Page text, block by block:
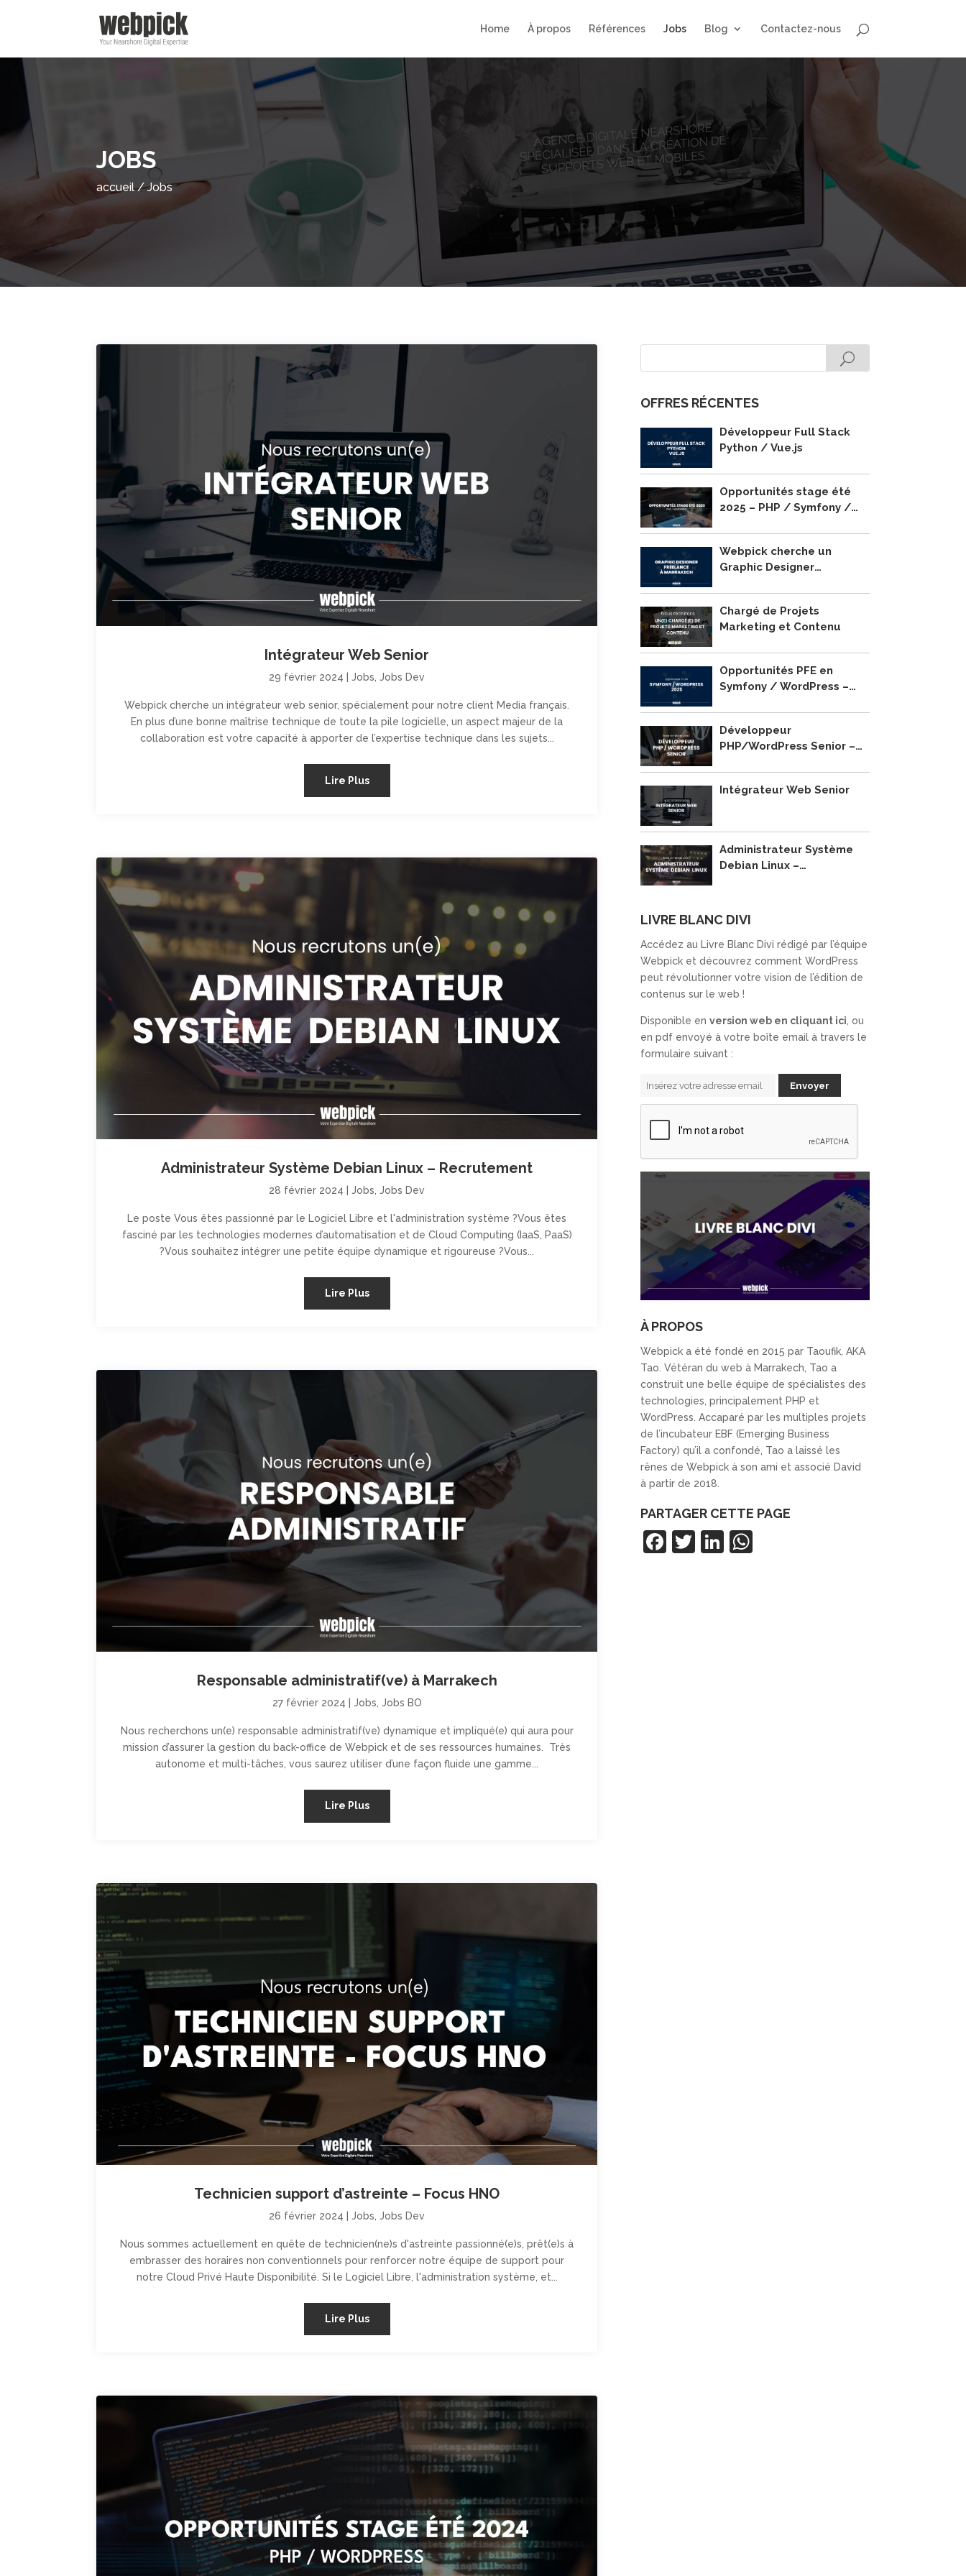
Home À propos Références Jobs Blog Contactez-nous
JOBS
accueil/Jobs
Intégrateur Web Senior
29 février 2024 |Jobs,Jobs Dev
Webpick cherche un intégrateur web senior, spécialement pour notre client Media français.
En plus d’une bonne maîtrise technique de toute la pile logicielle, un aspect majeur de la
collaboration est votre capacité à apporter de l’expertise technique dans les sujets...
Lire Plus
Administrateur Système Debian Linux – Recrutement
28 février 2024 |Jobs ,Jobs Dev
Le poste Vous êtes passionné par le Logiciel Libre et l'administration système ?Vous êtes
fasciné par les technologies modernes d’automatisation et de Cloud Computing (IaaS, PaaS)
?Vous souhaitez intégrer une petite équipe dynamique et rigoureuse ?Vous...
Lire Plus
Responsable administratif(ve) à Marrakech
27 février 2024 Jobs, Jobs BO
Nous recherchons un(e) responsable administratif(ve) dynamique et impliqué(e) qui aura pour
mission d’assurer la gestion du back-office de Webpick et de ses ressources humaines. Très
autonome et multi-tâches, vous saurez utiliser d’une façon fluide une gamme...
Lire Plus
Technicien support d’astreinte – Focus HNO
26 février 2024 |Jobs ,Jobs Dev
Nous sommes actuellement en quête de technicien(ne)s d'astreinte passionné(e)s, prêt(e)s à
embrasser des horaires non conventionnels pour renforcer notre équipe de support pour
notre Cloud Privé Haute Disponibilité. Si le Logiciel Libre, l'administration système, et...
Lire Plus
OFFRES RÉCENTES
Développeur Full Stack
Python / Vue.js
Opportunités stage été
2025 – PHP / Symfony /
Webpick cherche un
Graphic Designer
Chargé de Projets
Marketing et Contenu
Opportunités PFE en
Symfony / WordPress –
Développeur
PHP/WordPress Senior –
Intégrateur Web Senior
Administrateur Système
Debian Linux –
LIVRE BLANC DIVI
Accédez au Livre Blanc Divi rédigé par l’équipe
Webpick et découvrez comment WordPress
peut révolutionner votre vision de l’édition de
contenus sur le web !
Disponible en version web en cliquant ici , ou
en pdf envoyé à votre boîte email à travers le
formulaire suivant :
À PROPOS
Webpick a été fondé en 2015 par Taoufik, AKA
Tao. Vétéran du web à Marrakech, Tao a
construit une belle équipe de spécialistes des
technologies, principalement PHP et
WordPress. Accaparé par les multiples projets
de l’incubateur EBF (Emerging Business
Factory) qu’il a confondé, Tao a laissé les
rênes de Webpick à son ami et associé David
à partir de 2018.
PARTAGER CETTE PAGE
F T Li W